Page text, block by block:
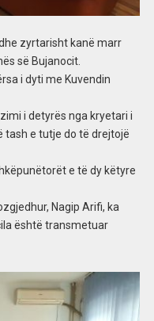
zyrtarisht kanë marr
së Bujanocit.
i dyti me Kuvendin
i detyrës nga kryetari i
tash e tutje do të drejtojë
e të dy këtyre
Nagip Arifi, ka
është transmetuar